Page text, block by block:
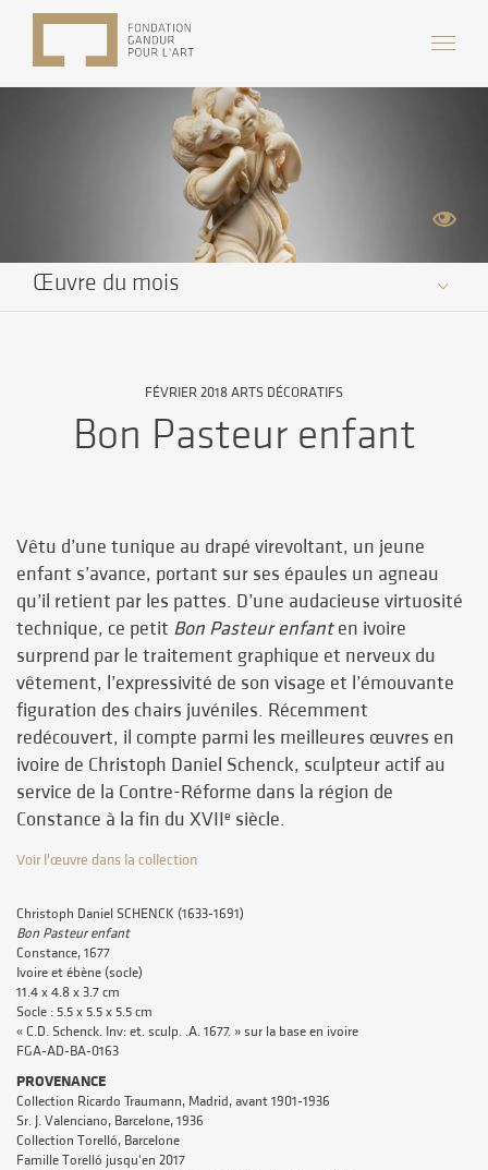
Œuvre du mois
FÉVRIER 2018 ARTS DÉCORATIFS
Bon Pasteur enfant
Vêtu d’une tunique au drapé virevoltant, un jeune
enfant s’avance, portant sur ses épaules un agneau
qu’il retient par les pattes. D’une audacieuse virtuosité
technique, ce petit Bon Pasteur enfanten ivoire
surprend par le traitement graphique et nerveux du
vêtement, l’expressivité de son visage et l’émouvante
figuration des chairs juvéniles. Récemment
redécouvert, il compte parmi les meilleures œuvres en
ivoire de Christoph Daniel Schenck, sculpteur actif au
service de la Contre-Réforme dans la région de
Constance à la fin du XVIIe siècle.
Voir l'œuvre dans la collection
Christoph Daniel SCHENCK (1633-1691)
Bon Pasteur enfant
Constance, 1677
Ivoire et ébène (socle)
11.4 x 4.8 x 3.7 cm
Socle : 5.5 x 5.5 x 5.5 cm
« C.D. Schenck. Inv: et. sculp. .A. 1677. » sur la base en ivoire
FGA-AD-BA-0163
PROVENANCE
Collection Ricardo Traumann, Madrid, avant 1901-1936
Sr. J. Valenciano, Barcelone, 1936
Collection Torelló, Barcelone
Famille Torelló jusqu'en 2017